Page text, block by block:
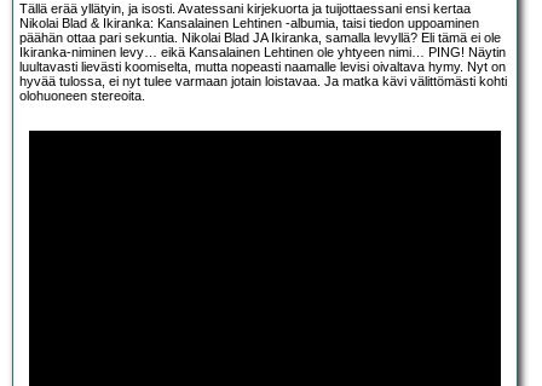
Tällä erää yllätyin, ja isosti. Avatessani kirjekuorta ja tuijottaessani ensi kertaa
Nikolai Blad & Ikiranka: Kansalainen Lehtinen -albumia, taisi tiedon uppoaminen
päähän ottaa pari sekuntia. Nikolai Blad JA Ikiranka, samalla levyllä? Eli tämä ei ole
Ikiranka-niminen levy… eikä Kansalainen Lehtinen ole yhtyeen nimi… PING! Näytin
luultavasti lievästi koomiselta, mutta nopeasti naamalle levisi oivaltava hymy. Nyt on
hyvää tulossa, ei nyt tulee varmaan jotain loistavaa. Ja matka kävi välittömästi kohti
olohuoneen stereoita.